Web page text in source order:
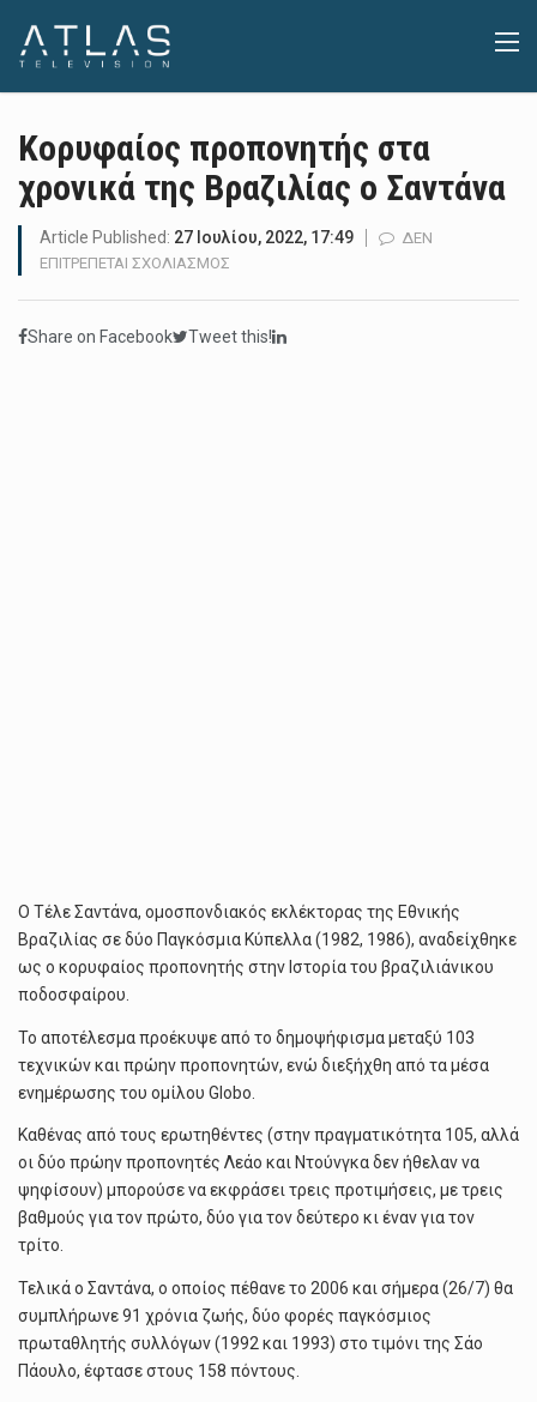
Κορυφαίος προπονητής στα
χρονικά της Βραζιλίας ο Σαντάνα
Article Published: 27 Ιουλίου, 2022, 17:49
ΔΕΝ
ΕΠΙΤΡΈΠΕΤΑΙ ΣΧΟΛΙΑΣΜΌΣ
ΣΤΑ
Share on Facebook Tweet this!
Ο Τέλε Σαντάνα, ομοσπονδιακός εκλέκτορας της Εθνικής
Βραζιλίας σε δύο Παγκόσμια Κύπελλα (1982, 1986), αναδείχθηκε
ως ο κορυφαίος προπονητής στην Ιστορία του βραζιλιάνικου
ποδοσφαίρου.
Το αποτέλεσμα προέκυψε από το δημοψήφισμα μεταξύ 103
τεχνικών και πρώην προπονητών, ενώ διεξήχθη από τα μέσα
ενημέρωσης του ομίλου Globo.
Καθένας από τους ερωτηθέντες (στην πραγματικότητα 105, αλλά
οι δύο πρώην προπονητές Λεάο και Ντούνγκα δεν ήθελαν να
ψηφίσουν) μπορούσε να εκφράσει τρεις προτιμήσεις, με τρεις
βαθμούς για τον πρώτο, δύο για τον δεύτερο κι έναν για τον
τρίτο.
Τελικά ο Σαντάνα, ο οποίος πέθανε το 2006 και σήμερα (26/7) θα
συμπλήρωνε 91 χρόνια ζωής, δύο φορές παγκόσμιος
πρωταθλητής συλλόγων (1992 και 1993) στο τιμόνι της Σάο
Πάουλο, έφτασε στους 158 πόντους.